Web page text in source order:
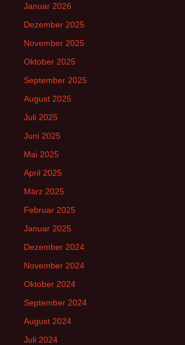
Januar 2026
Dezember 2025
November 2025
Oktober 2025
September 2025
August 2025
Juli 2025
Juni 2025
Mai 2025
April 2025
März 2025
Februar 2025
Januar 2025
Dezember 2024
November 2024
Oktober 2024
September 2024
August 2024
Juli 2024